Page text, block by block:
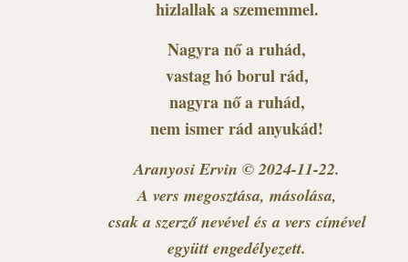
hizlallak a szememmel.
Nagyra nő a ruhád,
vastag hó borul rád,
nagyra nő a ruhád,
nem ismer rád anyukád!
Aranyosi Ervin © 2024-11-22.
A vers megosztása, másolása,
csak a szerző nevével és a vers címével
együtt engedélyezett.